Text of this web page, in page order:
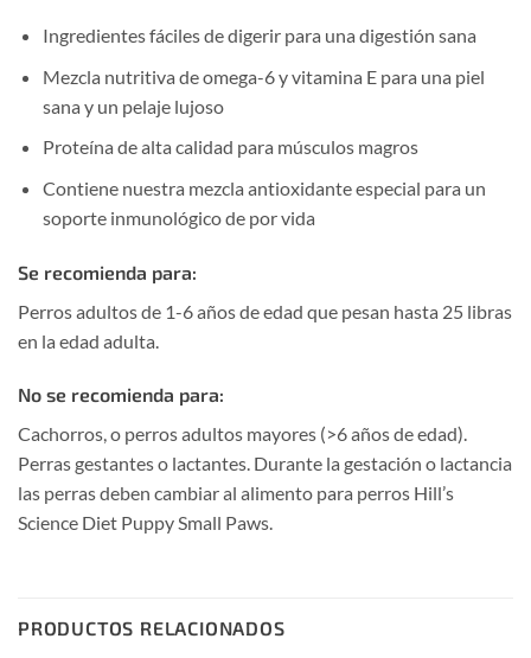
Ingredientes fáciles de digerir para una digestión sana
Mezcla nutritiva de omega-6 y vitamina E para una piel
sana y un pelaje lujoso
Proteína de alta calidad para músculos magros
Contiene nuestra mezcla antioxidante especial para un
soporte inmunológico de por vida
Se recomienda para:
Perros adultos de 1-6 años de edad que pesan hasta 25 libras
en la edad adulta.
No se recomienda para:
Cachorros, o perros adultos mayores (>6 años de edad).
Perras gestantes o lactantes. Durante la gestación o lactancia
las perras deben cambiar al alimento para perros Hill’s
Science Diet Puppy Small Paws.
PRODUCTOS RELACIONADOS